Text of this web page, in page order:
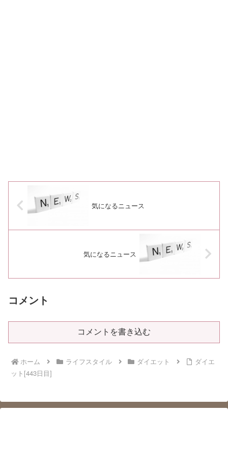
気になるニュース
気になるニュース
コメント
コメントを書き込む
ホーム ライフスタイル ダイエット
ダイエ
ット[443日目]